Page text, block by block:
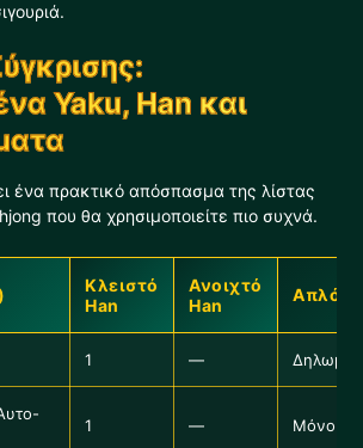
Yaku, Han και
ένα πρακτικό απόσπασμα της λίστας
που θα χρησιμοποιείτε πιο συχνά.
Κλειστό
Han
Ανοιχτό
Han
Απλό
1 —
1 — Μόνο για